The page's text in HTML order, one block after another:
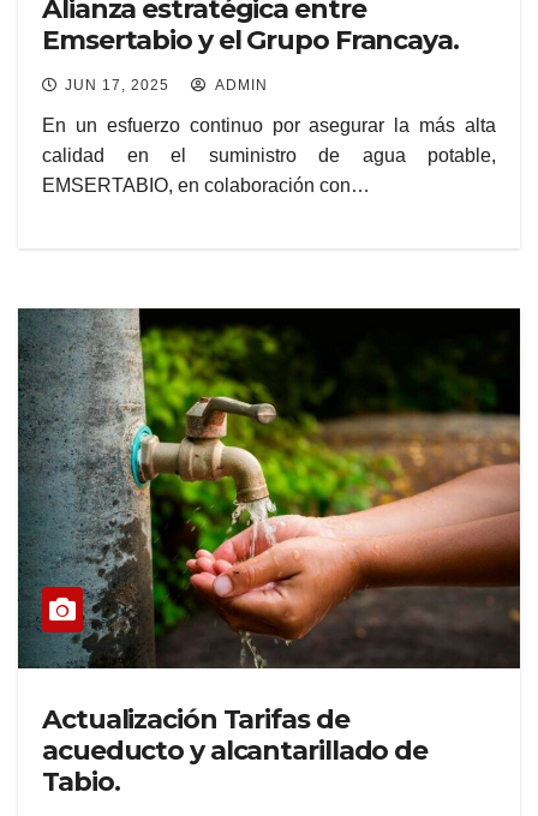
Alianza estratégica entre
Emsertabio y el Grupo Francaya.
JUN 17, 2025 ADMIN
En un esfuerzo continuo por asegurar la más alta
calidad en el suministro de agua potable,
EMSERTABIO, en colaboración con…
Actualización Tarifas de
acueducto y alcantarillado de
Tabio.